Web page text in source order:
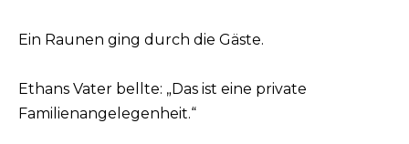
Ein Raunen ging durch die Gäste.
Ethans Vater bellte: „Das ist eine private
Familienangelegenheit.“